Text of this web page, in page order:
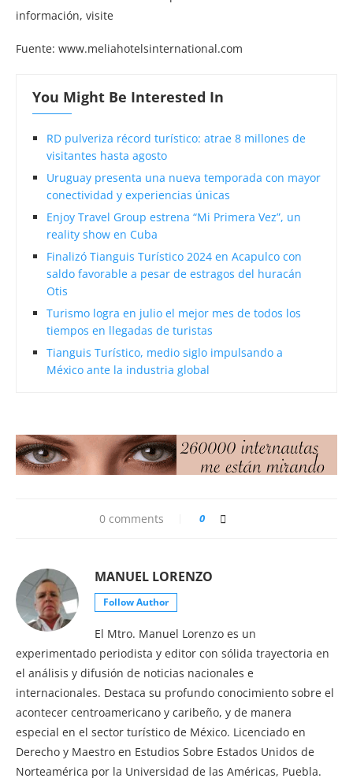
información, visite
Fuente: www.meliahotelsinternational.com
You Might Be Interested In
RD pulveriza récord turístico: atrae 8 millones de
visitantes hasta agosto
Uruguay presenta una nueva temporada con mayor
conectividad y experiencias únicas
Enjoy Travel Group estrena “Mi Primera Vez”, un
reality show en Cuba
Finalizó Tianguis Turístico 2024 en Acapulco con
saldo favorable a pesar de estragos del huracán
Otis
Turismo logra en julio el mejor mes de todos los
tiempos en llegadas de turistas
Tianguis Turístico, medio siglo impulsando a
México ante la industria global
0 comments 0
MANUEL LORENZO
Follow Author
El Mtro. Manuel Lorenzo es un
experimentado periodista y editor con sólida trayectoria en
el análisis y difusión de noticias nacionales e
internacionales. Destaca su profundo conocimiento sobre el
acontecer centroamericano y caribeño, y de manera
especial en el sector turístico de México. Licenciado en
Derecho y Maestro en Estudios Sobre Estados Unidos de
Norteamérica por la Universidad de las Américas, Puebla.